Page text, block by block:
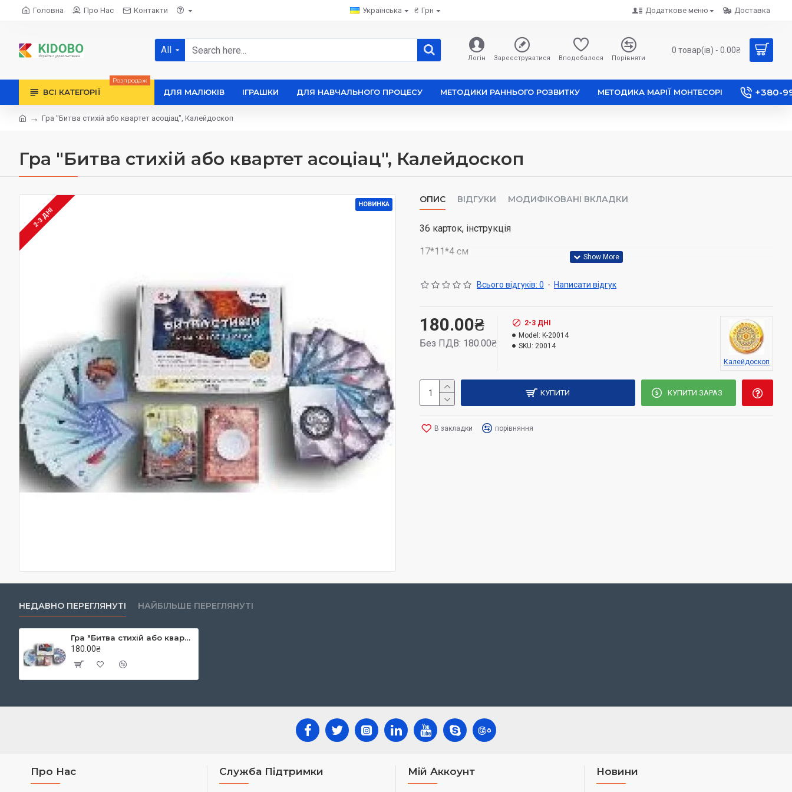
Головна Про Нас Контакти Українська ₴ Грн Додаткове меню Доставка
All
Логін Зареєструватися Вподобалося Порівняти
0 товар(ів) - 0.00₴
ВСІ КАТЕГОРІЇ
Розпродаж
ДЛЯ МАЛЮКІВ ІГРАШКИ ДЛЯ НАВЧАЛЬНОГО ПРОЦЕСУ МЕТОДИКИ РАННЬОГО РОЗВИТКУ МЕТОДИКА МАРІЇ МОНТЕСОРІ +380-
Гра "Битва стихій або квартет асоціац", Калейдоскоп
Гра "Битва стихій або квартет асоціац", Калейдоскоп
НОВИНКА
2-3 ДНІ
ОПИС ВІДГУКИ МОДИФІКОВАНІ ВКЛАДКИ
36 карток, інструкція
17*11*4 см
Всього відгуків: 0 - Написати відгук
180.00₴
Без ПДВ: 180.00₴
2-3 ДНІ
Model: K-20014
SKU: 20014
Калейдоскоп
КУПИТИ КУПИТИ ЗАРАЗ
В закладки порівняння
НЕДАВНО ПЕРЕГЛЯНУТІ НАЙБІЛЬШЕ ПЕРЕГЛЯНУТІ
Гра "Битва стихій або квартет асоціац", Калейдоскоп
180.00₴
Про Нас Служба Підтримки Мій Аккоунт Новини